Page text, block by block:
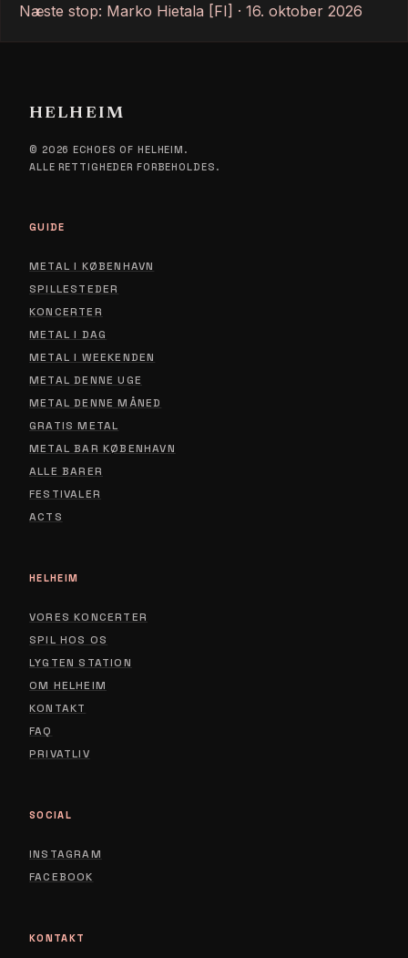
Næste stop: Marko Hietala [FI] · 16. oktober 2026
HELHEIM
© 2026 ECHOES OF HELHEIM.
ALLE RETTIGHEDER FORBEHOLDES.
GUIDE
METAL I KØBENHAVN
SPILLESTEDER
KONCERTER
METAL I DAG
METAL I WEEKENDEN
METAL DENNE UGE
METAL DENNE MÅNED
GRATIS METAL
METAL BAR KØBENHAVN
ALLE BARER
FESTIVALER
ACTS
HELHEIM
VORES KONCERTER
SPIL HOS OS
LYGTEN STATION
OM HELHEIM
KONTAKT
FAQ
PRIVATLIVPRIVACY POLICY
SOCIAL
INSTAGRAM
FACEBOOK
KONTAKT